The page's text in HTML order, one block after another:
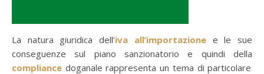
La natura giuridica dell’iva all’importazionee le sue
conseguenze sul piano sanzionatorio e quindi della
compliance doganale rappresenta un tema di particolare